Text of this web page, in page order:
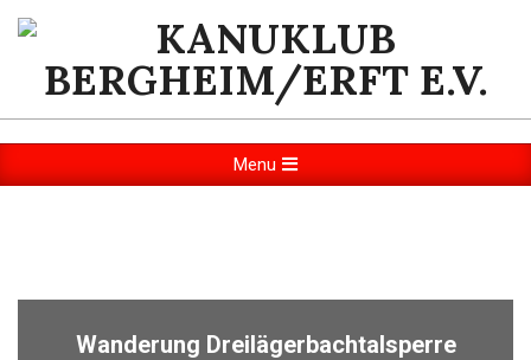
KANUKLUB
BERGHEIM/ERFT
E.V.
Menu
Wanderung Dreilägerbachtalsperre